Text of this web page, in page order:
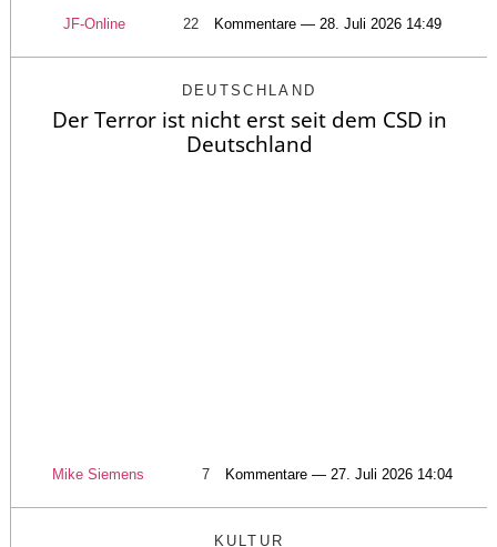
JF-Online 22 Kommentare — 28. Juli 2026 14:49
DEUTSCHLAND
Der Terror ist nicht erst seit dem CSD in
Deutschland
Mike Siemens 7 Kommentare — 27. Juli 2026 14:04
KULTUR